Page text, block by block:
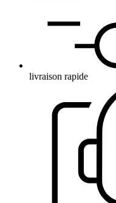
livraison rapide